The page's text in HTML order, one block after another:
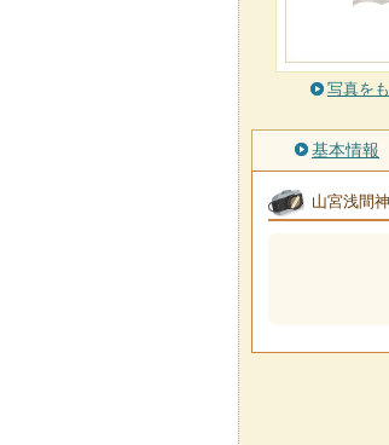
写真を
基本情報
山宮浅間